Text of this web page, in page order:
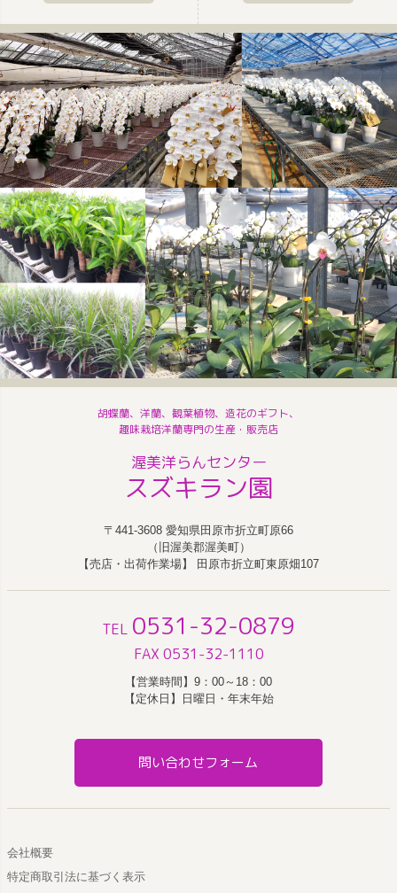
胡蝶蘭、洋蘭、観葉植物、造花のギフト、
趣味栽培洋蘭専門の生産・販売店
渥美洋らんセンター
スズキラン園
〒441-3608 愛知県田原市折立町原66
（旧渥美郡渥美町）
【売店・出荷作業場】 田原市折立町東原畑107
TEL 0531-32-0879
FAX 0531-32-1110
【営業時間】9：00～18：00
【定休日】日曜日・年末年始
問い合わせフォーム
会社概要
特定商取引法に基づく表示